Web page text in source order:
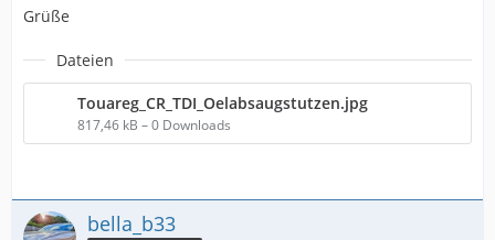
Grüße
Dateien
Touareg_CR_TDI_Oelabsaugstutzen.jpg
817,46 kB – 0 Downloads
bella_b33